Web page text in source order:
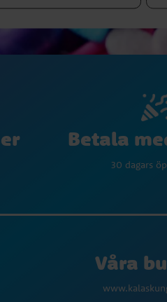
Betala
30 dagars
Våra